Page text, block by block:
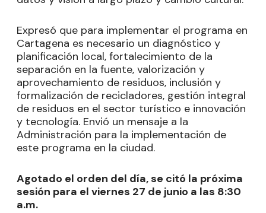
Expresó que para implementar el programa en
Cartagena es necesario un diagnóstico y
planificación local, fortalecimiento de la
separación en la fuente, valorización y
aprovechamiento de residuos, inclusión y
formalización de recicladores, gestión integral
de residuos en el sector turístico e innovación
y tecnología. Envió un mensaje a la
Administración para la implementación de
este programa en la ciudad.
Agotado el orden del día, se citó la próxima
sesión para el viernes 27 de junio a las 8:30
a.m.